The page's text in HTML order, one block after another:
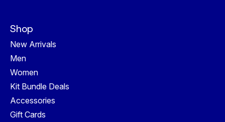
Shop
New Arrivals
Men
Women
Kit Bundle Deals
Accessories
Gift Cards